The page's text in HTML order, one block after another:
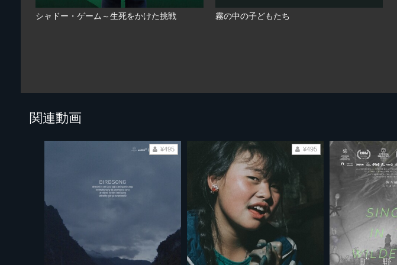
シャドー・ゲーム～生死をかけた挑戦 霧の中の子どもたち
関連動画
¥495 ¥495